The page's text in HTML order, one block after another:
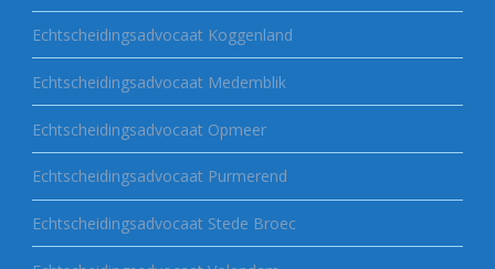
Echtscheidingsadvocaat Koggenland
Echtscheidingsadvocaat Medemblik
Echtscheidingsadvocaat Opmeer
Echtscheidingsadvocaat Purmerend
Echtscheidingsadvocaat Stede Broec